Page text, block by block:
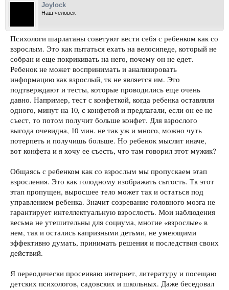
Joylock
Наш человек
Психологи шарлатаны советуют вести себя с ребенком как со
взрослым. Это как пытаться ехать на велосипеде, который не
собран и еще покрикивать на него, почему он не едет.
Ребенок не может воспринимать и анализировать
информацию как взрослый, тк не является им. Это
подтверждают и тесты, которые проводились еще очень
давно. Например, тест с конфеткой, когда ребенка оставляли
одного, минут на 10, с конфетой и предлагали, если он ее не
съест, то потом получит больше конфет. Для взрослого
выгода очевидна, 10 мин. не так уж и много, можно чуть
потерпеть и получишь больше. Но ребенок мыслит иначе,
вот конфета и я хочу ее съесть, что там говорил этот мужик?
Общаясь с ребенком как со взрослым мы пропускаем этап
взросления. Это как голодному изображать сытость. Тк этот
этап пропущен, выросшее тело может так и остаться под
управлением ребенка. Значит созревание головного мозга не
гарантирует интеллектуальную взрослость. Мои наблюдения
весьма не утешительны для социума, многие «взрослые» в
нем, так и остались капризными детьми, не умеющими
эффективно думать, принимать решения и последствия своих
действий.
Я переодически просеиваю интернет, литературу и посещаю
детских психологов, садовских и школьных. Даже беседовал